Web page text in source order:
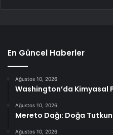
En Güncel Haberler
Ağustos 10, 2026
Washington’da Kimyasal
Ağustos 10, 2026
Mereto Dağı: Doğa
Ağustos 10, 2026